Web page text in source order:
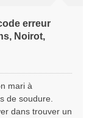
erreur
Noirot,
mari à
de soudure.
dans trouver un